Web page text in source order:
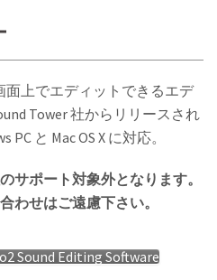
面上でエディットできるエデ
Tower 社からリリースされ
と Mac OS X に対応。
サポート対象外となります。
わせはご遠慮下さい。
Sound Editing Software